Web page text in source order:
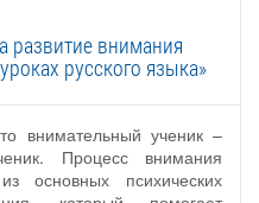
развитие внимания
русского языка»
внимательный ученик –
Процесс внимания
основных психических